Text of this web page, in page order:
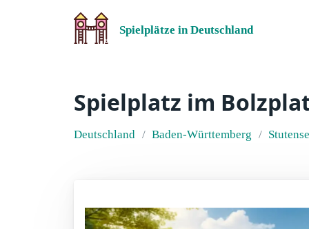
Spielplätze in Deutschland
Spielplatz im
Deutschland Baden-Württemberg